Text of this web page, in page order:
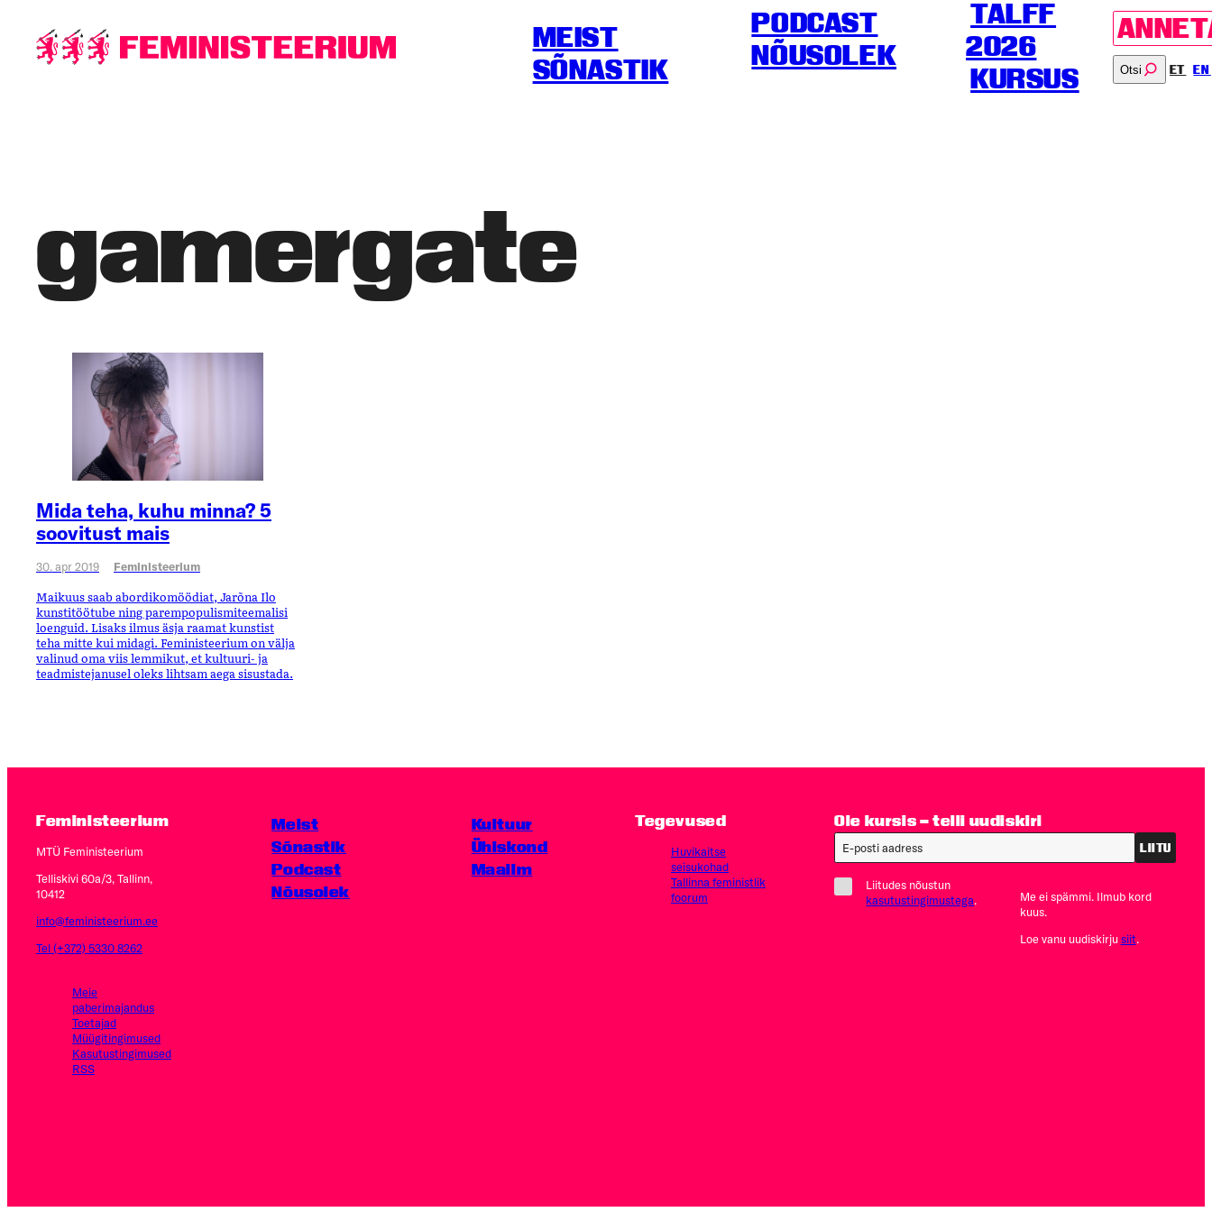
juurde
MEIST
SÕNASTIK
PODCAST
NÕUSOLEK
TALFF
2026
KURSUS
Otsi ET EN
gamergate
Mida teha, kuhu minna? 5
soovitust mais
30. apr 2019 Feministeerium
Maikuus saab abordikomöödiat, Jarõna Ilo
kunstitöötube ning parempopulismiteemalisi
loenguid. Lisaks ilmus äsja raamat kunstist
teha mitte kui midagi. Feministeerium on välja
valinud oma viis lemmikut, et kultuuri- ja
teadmistejanusel oleks lihtsam aega sisustada.
Feministeerium
MTÜ Feministeerium
Telliskivi 60a/3, Tallinn,
10412
info@feministeerium.ee
Tel (+372) 5330 8262
Meie
paberimajandus
Toetajad
Müügitingimused
Kasutus­tingimused
RSS
Meist
Sõnastik
Podcast
Nõusolek
Kultuur
Ühiskond
Maailm
Tegevused
Huvikaitse
seisukohad
Tallinna feministlik
foorum
Ole kursis – telli uudiskiri
LIITU
Liitudes nõustun
kasutustingimustega.
Me ei spämmi. Ilmub kord
kuus.
Loe vanu uudiskirjusiit.